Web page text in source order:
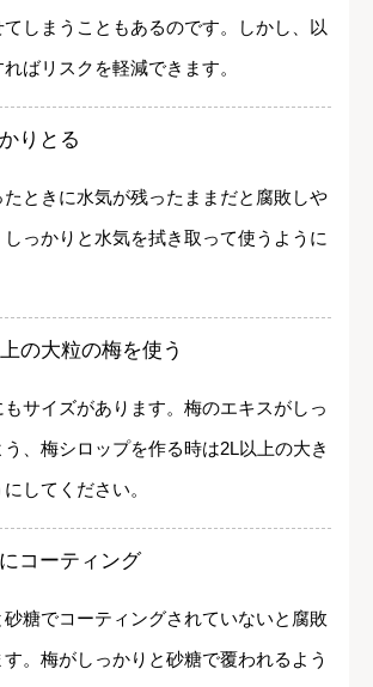
しまうこともあるのです。しかし、以
ばリスクを軽減できます。
りとる
ときに水気が残ったままだと腐敗しや
っかりと水気を拭き取って使うように
の大粒の梅を使う
サイズがあります。梅のエキスがしっ
、梅シロップを作る時は2L以上の大き
してください。
コーティング
糖でコーティングされていないと腐敗
す。梅がしっかりと砂糖で覆われるよう